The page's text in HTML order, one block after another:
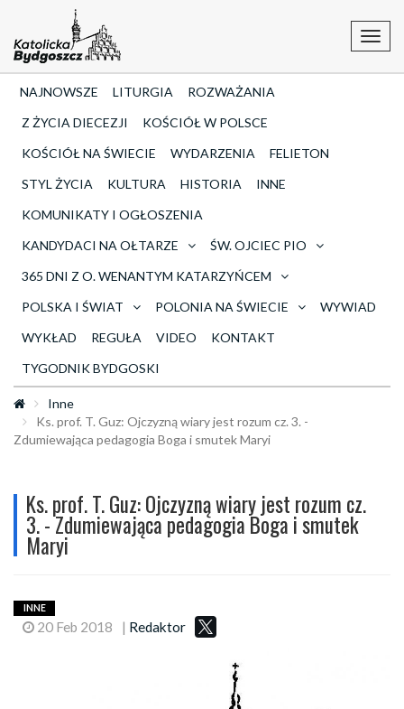
NAJNOWSZE LITURGIA
ROZWAŻANIA
Z ŻYCIA DIECEZJI
KOŚCIÓŁ W POLSCE
KOŚCIÓŁ NA ŚWIECIE
WYDARZENIA
FELIETON
STYL ŻYCIA
KULTURA HISTORIA
INNE
KOMUNIKATY I OGŁOSZENIA
KANDYDACI NA OŁTARZE
ŚW. OJCIEC PIO
365 DNI Z O. WENANTYM KATARZYŃCEM
POLSKA I ŚWIAT
POLONIA NA ŚWIECIE
WYWIAD
WYKŁAD
REGUŁA VIDEO
KONTAKT
TYGODNIK BYDGOSKI
Inne
Ks. prof. T. Guz: Ojczyzną wiary jest rozum cz. 3. -
Zdumiewająca pedagogia Boga i smutek Maryi
Ks. prof. T. Guz: Ojczyzną wiary jest rozum cz.
3. - Zdumiewająca pedagogia Boga i smutek
Maryi
INNE
20 Feb 2018 | Redaktor